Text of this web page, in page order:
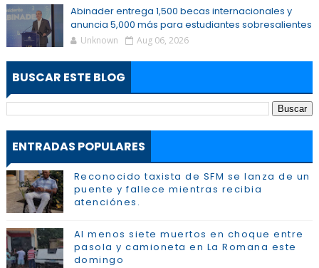
Abinader entrega 1,500 becas internacionales y
anuncia 5,000 más para estudiantes sobresalientes
Unknown Aug 06, 2026
BUSCAR ESTE BLOG
ENTRADAS POPULARES
Reconocido taxista de SFM se lanza de un
puente y fallece mientras recibia
atenciónes.
Al menos siete muertos en choque entre
pasola y camioneta en La Romana este
domingo